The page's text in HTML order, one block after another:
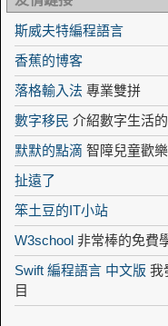
斯威夫特編程語言
香蕉的博客
落格輸入法 專業雙拼
數字移民 介紹數字生活
默默的點滴 智障兒童歡
扯遠了
笨土豆的IT小站
W3school 非常棒的免費
Swift 編程語言 中文版 我
目